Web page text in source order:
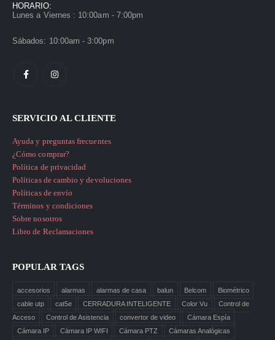
HORARIO:
Lunes a Viernes : 10:00am - 7:00pm
Sábados: 10:00am - 3:00pm
SERVICIO AL CLIENTE
Ayuda y preguntas frecuentes
¿Cómo comprar?
Política de privacidad
Políticas de cambio y devoluciones
Políticas de envío
Términos y condiciones
Sobre nosotros
Libro de Reclamaciones
POPULAR TAGS
accesorios alarmas alarmas de casa balun Belcom
Biométrico
cable utp
cat5e CERRADURA INTELIGENTE Color Vu
Control de
Acceso
Control de Asistencia convertor de video
Cámara Espía
Cámara IP
Cámara IP WIFI Cámara PTZ Cámaras Analógicas